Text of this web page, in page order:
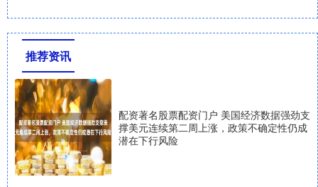
推荐资讯
配资著名股票配资门户 美国经济数据强劲支
撑美元连续第二周上涨，政策不确定性仍成
潜在下行风险